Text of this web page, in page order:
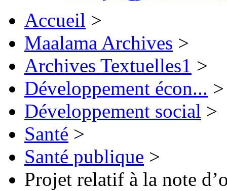
Accueil >
Maalama Archives >
Archives Textuelles1 >
Développement écon... >
Développement social >
Santé >
Santé publique >
Projet relatif à la note